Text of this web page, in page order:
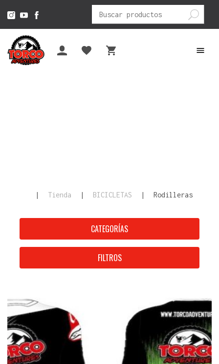
Buscar
por:
| Tienda | BICICLETAS | Rodilleras
CATEGORÍAS
FILTROS